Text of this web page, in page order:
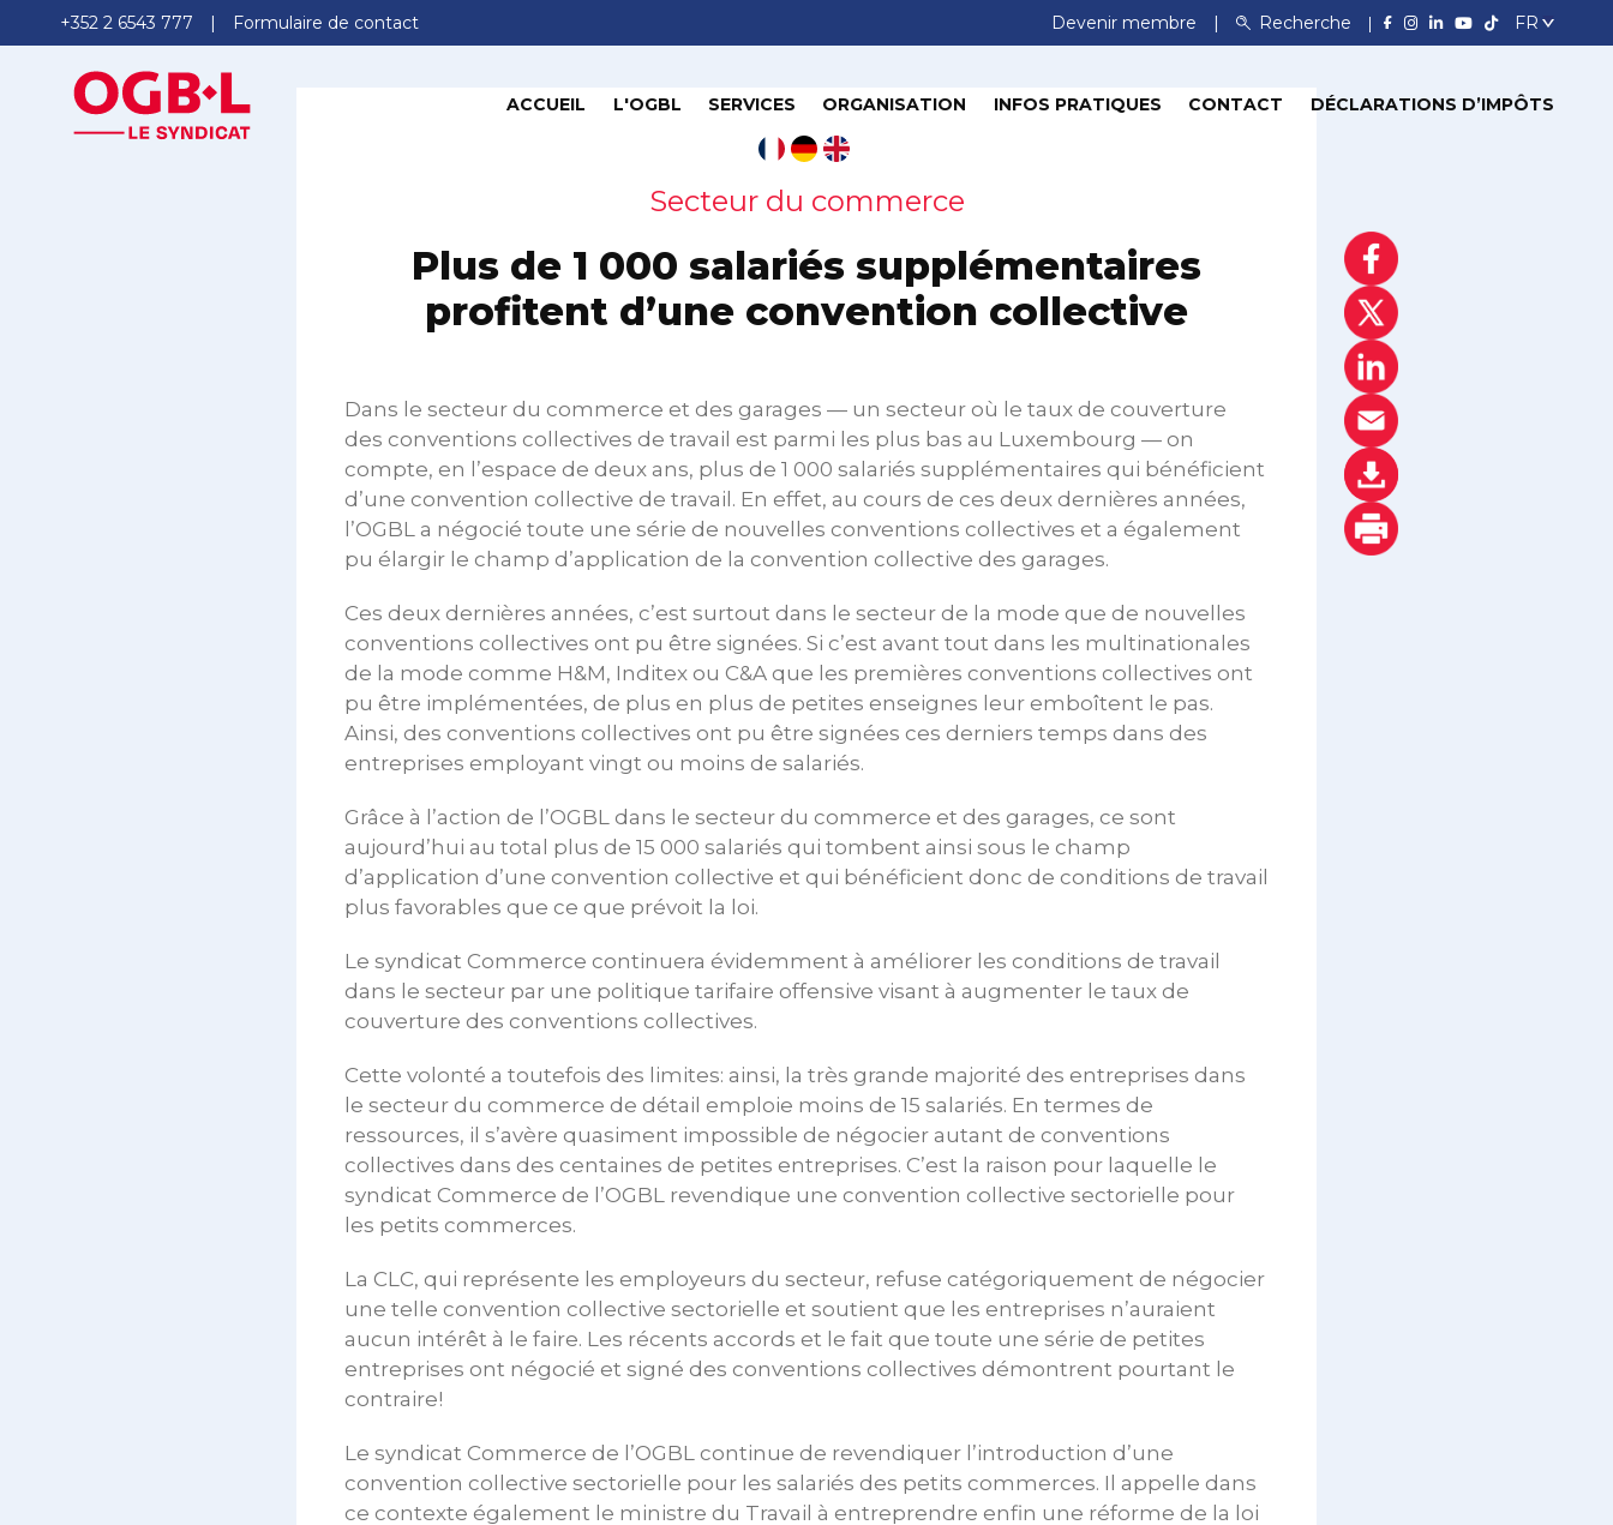
+352 2 6543 777 Formulaire de contact Devenir membre Recherche
ACCUEIL L'OGBL SERVICES ORGANISATION INFOS PRATIQUES CONTACT DÉCLARATIONS D’IMPÔTS
Secteur du commerce
Plus de 1 000 salariés supplémentaires
profitent d’une convention collective
Dans le secteur du commerce et des garages — un secteur où le taux de couverture
des conventions collectives de travail est parmi les plus bas au Luxembourg — on
compte, en l’espace de deux ans, plus de 1 000 salariés supplémentaires qui bénéficient
d’une convention collective de travail. En effet, au cours de ces deux dernières années,
l’OGBL a négocié toute une série de nouvelles conventions collectives et a également
pu élargir le champ d’application de la convention collective des garages.
Ces deux dernières années, c’est surtout dans le secteur de la mode que de nouvelles
conventions collectives ont pu être signées. Si c’est avant tout dans les multinationales
de la mode comme H&M, Inditex ou C&A que les premières conventions collectives ont
pu être implémentées, de plus en plus de petites enseignes leur emboîtent le pas.
Ainsi, des conventions collectives ont pu être signées ces derniers temps dans des
entreprises employant vingt ou moins de salariés.
Grâce à l’action de l’OGBL dans le secteur du commerce et des garages, ce sont
aujourd’hui au total plus de 15 000 salariés qui tombent ainsi sous le champ
d’application d’une convention collective et qui bénéficient donc de conditions de travail
plus favorables que ce que prévoit la loi.
Le syndicat Commerce continuera évidemment à améliorer les conditions de travail
dans le secteur par une politique tarifaire offensive visant à augmenter le taux de
couverture des conventions collectives.
Cette volonté a toutefois des limites: ainsi, la très grande majorité des entreprises dans
le secteur du commerce de détail emploie moins de 15 salariés. En termes de
ressources, il s’avère quasiment impossible de négocier autant de conventions
collectives dans des centaines de petites entreprises. C’est la raison pour laquelle le
syndicat Commerce de l’OGBL revendique une convention collective sectorielle pour
les petits commerces.
La CLC, qui représente les employeurs du secteur, refuse catégoriquement de négocier
une telle convention collective sectorielle et soutient que les entreprises n’auraient
aucun intérêt à le faire. Les récents accords et le fait que toute une série de petites
entreprises ont négocié et signé des conventions collectives démontrent pourtant le
contraire!
Le syndicat Commerce de l’OGBL continue de revendiquer l’introduction d’une
convention collective sectorielle pour les salariés des petits commerces. Il appelle dans
ce contexte également le ministre du Travail à entreprendre enfin une réforme de la loi